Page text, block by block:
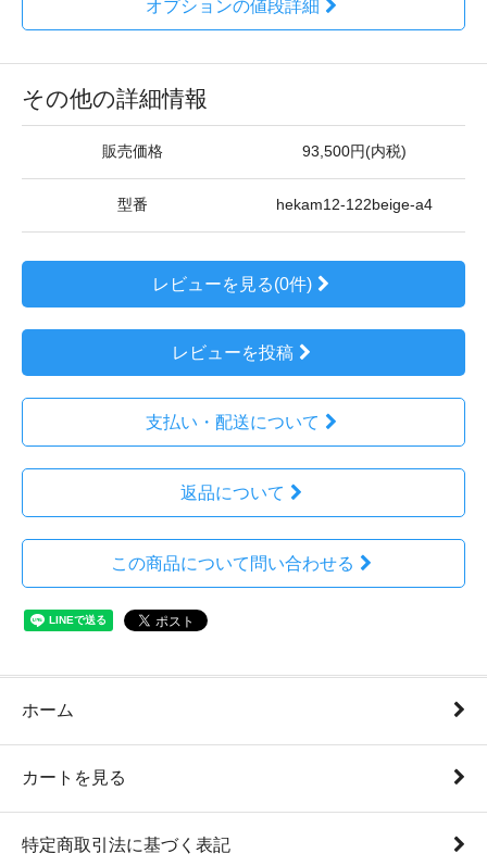
オプションの値段詳細
その他の詳細情報
販売価格 93,500円(内税)
型番 hekam12-122beige-a4
レビューを見る(0件)
レビューを投稿
支払い・配送について
返品について
この商品について問い合わせる
ホーム
カートを見る
特定商取引法に基づく表記